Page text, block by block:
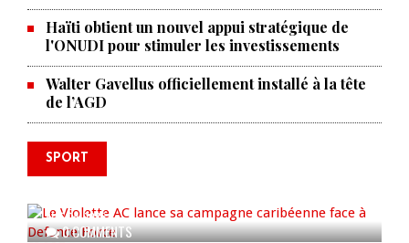
Haïti obtient un nouvel appui stratégique de
l'ONUDI pour stimuler les investissements
Walter Gavellus officiellement installé à la tête
de l’AGD
SPORT
0 COMMENTS
Le Violette AC lance sa campagne
AUG 04, 2026